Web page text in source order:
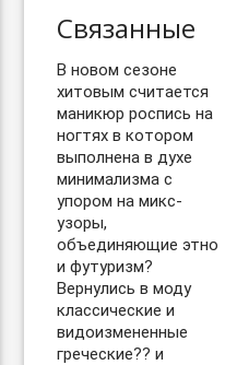
Связанные
В новом сезоне
хитовым считается
маникюр роспись на
ногтях в котором
выполнена в духе
минимализма с
упором на микс-
узоры,
объединяющие этно
и футуризм?
Вернулись в моду
классические и
видоизмененные
греческие?? и